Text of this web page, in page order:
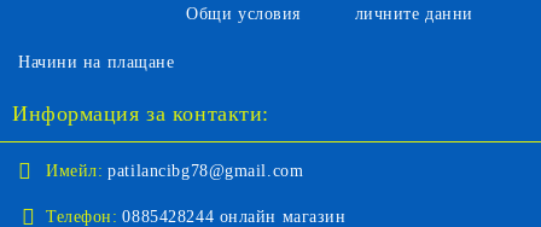
Общи условия
личните данни
Начини на плащане
Информация за контакти:
Имейл: patilancibg78@gmail.com
Телефон: 0885428244 онлайн магазин